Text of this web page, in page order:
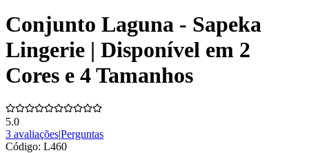
Conjunto Laguna - Sapeka
Lingerie | Disponível em 2
Cores e 4 Tamanhos
5.0
3 avaliações|Perguntas
Código: L460